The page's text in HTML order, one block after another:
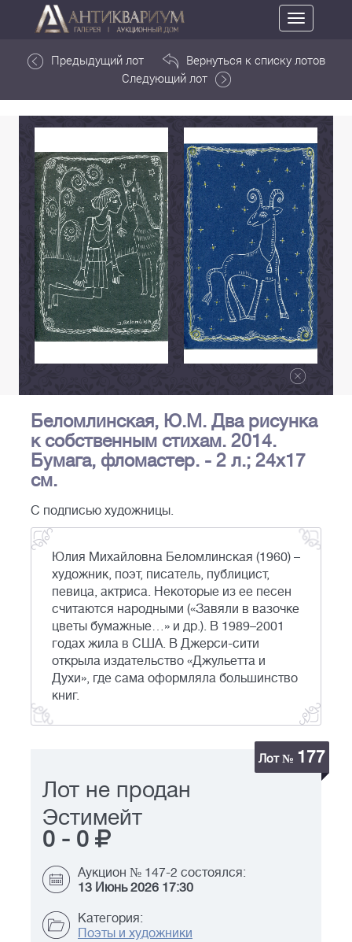
Toggle
navigation
Предыдущий лот
Вернуться к списку лотов
Следующий лот
Беломлинская, Ю.М. Два рисунка
к собственным стихам. 2014.
Бумага, фломастер. - 2 л.; 24х17
см.
С подписью художницы.
Юлия Михайловна Беломлинская (1960) –
художник, поэт, писатель, публицист,
певица, актриса. Некоторые из ее песен
считаются народными («Завяли в вазочке
цветы бумажные…» и др.). В 1989–2001
годах жила в США. В Джерси-сити
открыла издательство «Джульетта и
Духи», где сама оформляла большинство
книг.
Лот № 177
Лот не продан
Эстимейт
0 - 0
Аукцион № 147-2 состоялся:
13 Июнь 2026 17:30
Категория:
Поэты и художники